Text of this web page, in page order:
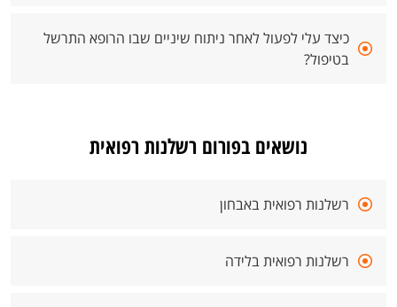
כיצד עלי לפעול לאחר ניתוח שיניים שבו הרופא התרשל
בטיפול?
נושאים בפורום רשלנות רפואית
רשלנות רפואית באבחון
רשלנות רפואית בלידה